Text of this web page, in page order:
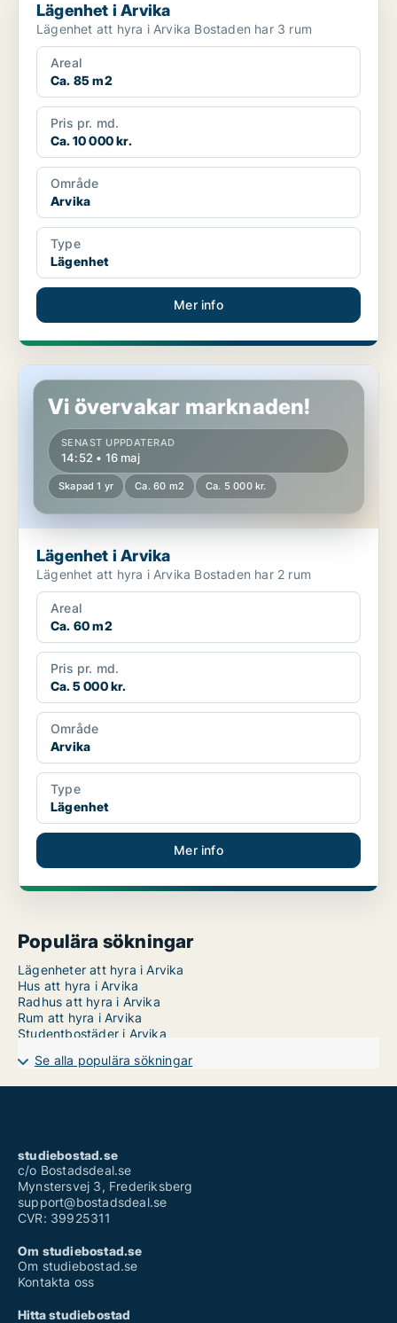
Lägenhet i Arvika
Lägenhet att hyra i Arvika Bostaden har 3 rum
Areal
Ca. 85 m2
Pris pr. md.
Ca. 10 000 kr.
Område
Arvika
Type
Lägenhet
Mer info
Lägenhet i Arvika
Vi övervakar marknaden!
SENAST UPPDATERAD
14:52 • 16 maj
Skapad 1 yr Ca. 60 m2 Ca. 5 000 kr.
Lägenhet i Arvika
Lägenhet att hyra i Arvika Bostaden har 2 rum
Areal
Ca. 60 m2
Pris pr. md.
Ca. 5 000 kr.
Område
Arvika
Type
Lägenhet
Mer info
Populära sökningar
Lägenheter att hyra i Arvika
Hus att hyra i Arvika
Radhus att hyra i Arvika
Rum att hyra i Arvika
Studentbostäder i Arvika
Se alla populära sökningar
studiebostad.se
c/o Bostadsdeal.se
Mynstersvej 3, Frederiksberg
support@bostadsdeal.se
CVR: 39925311
Om studiebostad.se
Om studiebostad.se
Kontakta oss
Hitta studiebostad